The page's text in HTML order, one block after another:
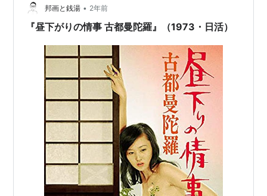
太の暑苦しい演技がはまっていて楽しかった。終始ハイ
テンションで荒唐無稽なことをするのが彼の魅力であ
邦画と銭湯 • 2年前
『昼下がりの情事 古都曼陀羅』（1973・日活）